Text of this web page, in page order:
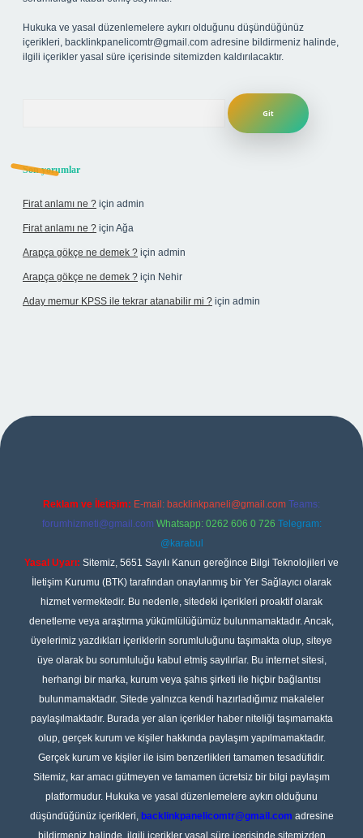
Hukuka ve yasal düzenlemelere aykırı olduğunu düşündüğünüz
içerikleri, backlinkpanelicomtr@gmail.com adresine bildirmeniz halinde,
ilgili içerikler yasal süre içerisinde sitemizden kaldırılacaktır.
Son yorumlar
Firat anlamı ne ? için admin
Firat anlamı ne ? için Ağa
Arapça gökçe ne demek ? için admin
Arapça gökçe ne demek ? için Nehir
Aday memur KPSS ile tekrar atanabilir mi ? için admin
Reklam ve İletişim: E-mail: backlinkpaneli@gmail.com Teams:
forumhizmeti@gmail.com Whatsapp: 0262 606 0 726 Telegram:
@karabul
Yasal Uyarı: Sitemiz, 5651 Sayılı Kanun gereğince Bilgi Teknolojileri ve
İletişim Kurumu (BTK) tarafından onaylanmış bir Yer Sağlayıcı olarak
hizmet vermektedir. Bu nedenle, sitedeki içerikleri proaktif olarak
denetleme veya araştırma yükümlülüğümüz bulunmamaktadır. Ancak,
üyelerimiz yazdıkları içeriklerin sorumluluğunu taşımakta olup, siteye
üye olarak bu sorumluluğu kabul etmiş sayılırlar. Bu internet sitesi,
herhangi bir marka, kurum veya şahıs şirketi ile hiçbir bağlantısı
bulunmamaktadır. Sitede yalnızca kendi hazırladığımız makaleler
paylaşılmaktadır. Burada yer alan içerikler haber niteliği taşımamakta
olup, gerçek kurum ve kişiler hakkında paylaşım yapılmamaktadır.
Gerçek kurum ve kişiler ile isim benzerlikleri tamamen tesadüfidir.
Sitemiz, kar amacı gütmeyen ve tamamen ücretsiz bir bilgi paylaşım
platformudur. Hukuka ve yasal düzenlemelere aykırı olduğunu
düşündüğünüz içerikleri, backlinkpanelicomtr@gmail.com adresine
bildirmeniz halinde, ilgili içerikler yasal süre içerisinde sitemizden